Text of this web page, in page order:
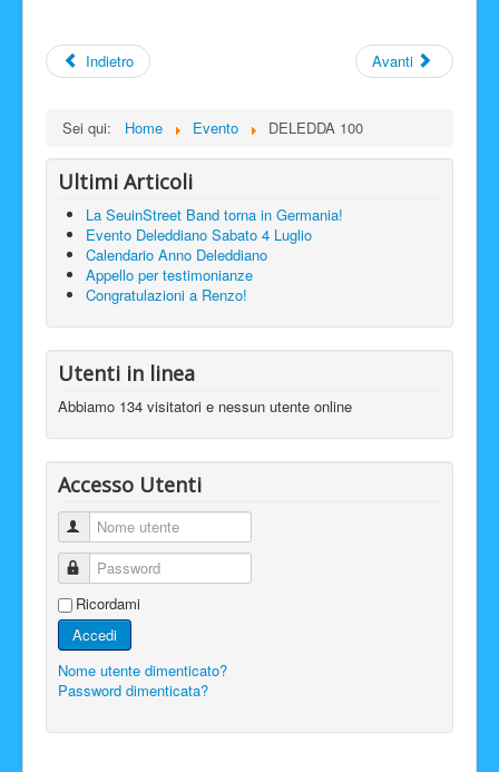
Indietro Avanti
Sei qui: Home Evento DELEDDA 100
Ultimi Articoli
La SeuinStreet Band torna in Germania!
Evento Deleddiano Sabato 4 Luglio
Calendario Anno Deleddiano
Appello per testimonianze
Congratulazioni a Renzo!
Utenti in linea
Abbiamo 134 visitatori e nessun utente online
Accesso Utenti
Nome utente
Password
Ricordami
Accedi
Nome utente dimenticato?
Password dimenticata?